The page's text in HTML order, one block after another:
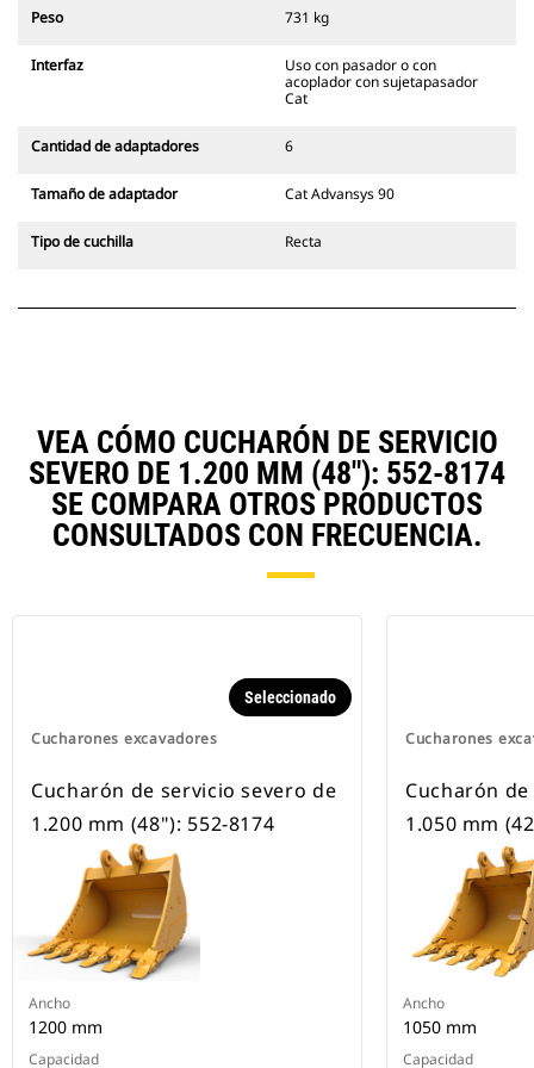
operador.
Cat son compatibles con las
Excavadoras de Cadenas 311-352 y
ruedas. También hay acopladores
disponibles.
sistema acoplador especializado
especializados CW cuentan con un
CW disponibles para todas las
excavadoras de ruedas y cadenas.
Peso 731 kg
Interfaz
Uso con pasador o con
acoplador con sujetapasador
Cat
Cantidad de adaptadores 6
Tamaño de adaptador Cat Advansys 90
Tipo de cuchilla Recta
VEA CÓMO CUCHARÓN DE SERVICIO
SEVERO DE 1.200 MM (48"): 552-8174
SE COMPARA OTROS PRODUCTOS
CONSULTADOS CON FRECUENCIA.
Cucharones excavadores
Seleccionado
Cucharón de servicio severo de
1.200 mm (48"): 552-8174
Ancho
1200 mm
Capacidad
Cucharones
Cucharón
1.050 mm
Ancho
1050 mm
Capacidad